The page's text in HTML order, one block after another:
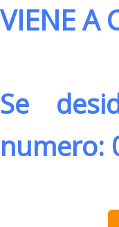
VIENE A
Se
numero: